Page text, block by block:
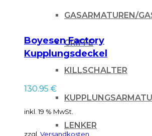
GASARMATUREN/
GRIFFE
KILLSCHALTER
LENKER
Boyesen Factory
Kupplungsdeckel
Honda CR 125 87-99
130.95 €
inkl. 19 % MwSt.
zzgl. Versandkosten